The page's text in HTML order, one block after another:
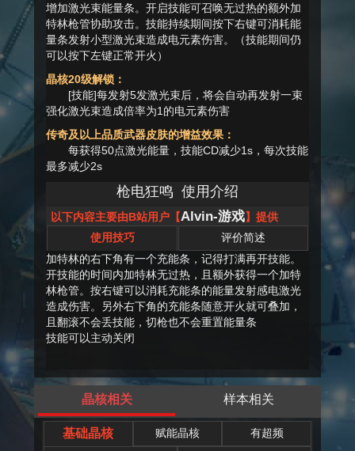
增加激光束能量条。开启技能可召唤无过热的额外加
特林枪管协助攻击。技能持续期间按下右键可消耗能
量条发射小型激光束造成电元素伤害。（技能期间仍
可以按下左键正常开火）
晶核20级解锁：
[技能]每发射5发激光束后，将会自动再发射一束
强化激光束造成倍率为1的电元素伤害
传奇及以上品质武器皮肤的增益效果：
每获得50点激光能量，技能CD减少1s，每次技能
最多减少2s
枪电狂鸣 使用介绍
以下内容主要由B站用户【Alvin-游戏】提供
使用技巧 评价简述
加特林的右下角有一个充能条，记得打满再开技能。
开技能的时间内加特林无过热，且额外获得一个加特
林枪管。按右键可以消耗充能条的能量发射感电激光
造成伤害。另外右下角的充能条随意开火就可叠加，
且翻滚不会丢技能，切枪也不会重置能量条
技能可以主动关闭
晶核相关 样本相关
基础晶核 赋能晶核 有超频